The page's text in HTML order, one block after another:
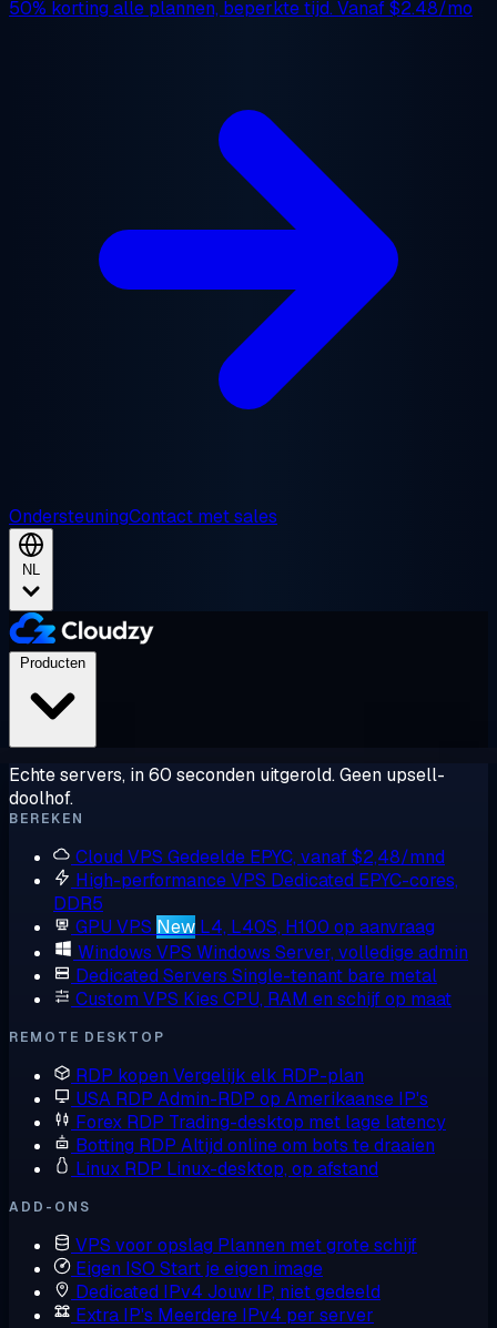
50% korting alle plannen, beperkte tijd. Vanaf$2.48/mo
OndersteuningContact met sales
NL
Echte servers, in 60 seconden uitgerold. Geen upsell-
doolhof.
BEREKEN
Cloud VPS Gedeelde EPYC, vanaf $2,48/mnd
High-performance VPS Dedicated EPYC-cores,
DDR5
GPU VPS New L4, L40S, H100 op aanvraag
Windows VPS Windows Server, volledige admin
Dedicated Servers Single-tenant bare metal
Custom VPS Kies CPU, RAM en schijf op maat
REMOTE DESKTOP
RDP kopen Vergelijk elk RDP-plan
USA RDP Admin-RDP op Amerikaanse IP's
Forex RDP Trading-desktop met lage latency
Botting RDP Altijd online om bots te draaien
Linux RDP Linux-desktop, op afstand
ADD-ONS
VPS voor opslag Plannen met grote schijf
Eigen ISO Start je eigen image
Dedicated IPv4 Jouw IP, niet gedeeld
Extra IP's Meerdere IPv4 per server